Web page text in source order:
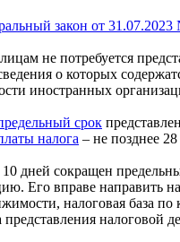
закон от
не потребуется
о которых
иностранных
срок
налога – не позднее
10 дней сокращен
Его вправе направить
налоговая база по
представления